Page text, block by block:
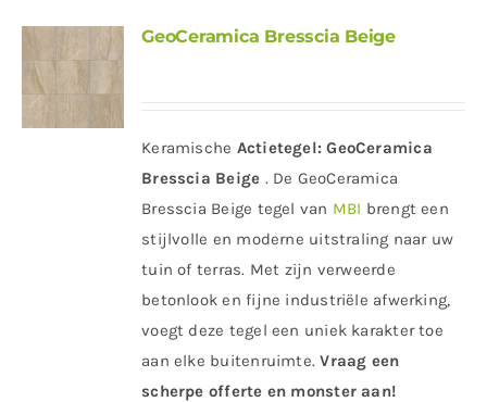
GeoCeramica Bresscia Beige
Keramische Actietegel: GeoCeramica
Bresscia Beige . De GeoCeramica
Bresscia Beige tegel van MBI brengt een
stijlvolle en moderne uitstraling naar uw
tuin of terras. Met zijn verweerde
betonlook en fijne industriële afwerking,
voegt deze tegel een uniek karakter toe
aan elke buitenruimte.Vraag een
scherpe offerte en monster aan!